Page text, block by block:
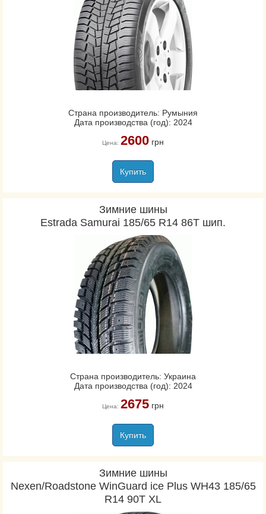
Страна производитель: Румыния
Дата производства (год): 2024
Цена: 2600грн
Купить
Зимние шины
Estrada Samurai 185/65 R14 86T шип.
Страна производитель: Украина
Дата производства (год): 2024
Цена: 2675грн
Купить
Зимние шины
Nexen/Roadstone WinGuard ice Plus WH43 185/65
R14 90T XL